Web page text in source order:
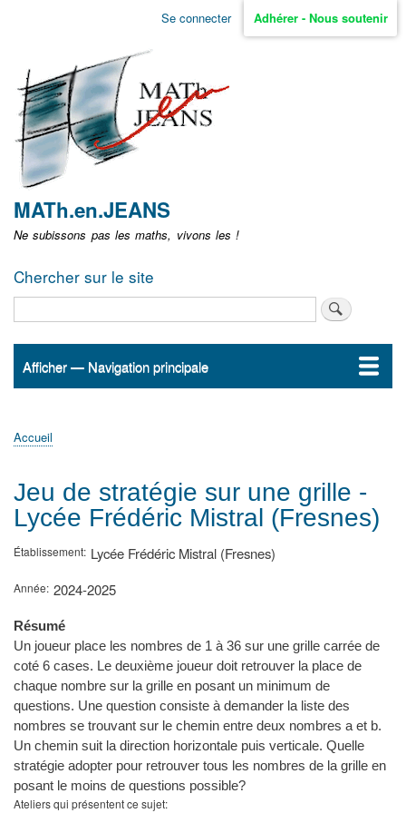
Aller
non
identifié
Se connecter Adhérer - Nous soutenir
MATh.en.JEANS
Ne subissons pas les maths, vivons les !
Chercher sur le site
Navigation
Afficher — Navigation principale
Accueil
ActualitésMATh.en.JEANS ?
Régions et Ateliers
Créer, gérer un atelier
Sujets/Publications
Congrès
d'Ariane
Accueil
Jeu de stratégie sur une grille -
Lycée Frédéric Mistral (Fresnes)
Établissement Lycée Frédéric Mistral (Fresnes)
Année 2024-2025
Résumé
Un joueur place les nombres de 1 à 36 sur une grille carrée de
coté 6 cases. Le deuxième joueur doit retrouver la place de
chaque nombre sur la grille en posant un minimum de
questions. Une question consiste à demander la liste des
nombres se trouvant sur le chemin entre deux nombres a et b.
Un chemin suit la direction horizontale puis verticale. Quelle
stratégie adopter pour retrouver tous les nombres de la grille en
posant le moins de questions possible?
Ateliers qui présentent ce sujet